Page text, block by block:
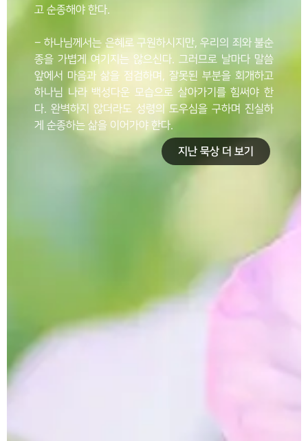
고 순종해야 한다.
– 하나님께서는 은혜로 구원하시지만, 우리의 죄와 불순
종을 가볍게 여기지는 않으신다. 그러므로 날마다 말씀
앞에서 마음과 삶을 점검하며, 잘못된 부분을 회개하고
하나님 나라 백성다운 모습으로 살아가기를 힘써야 한
다. 완벽하지 않더라도 성령의 도우심을 구하며 진실하
게 순종하는 삶을 이어가야 한다.
지난 묵상 더 보기